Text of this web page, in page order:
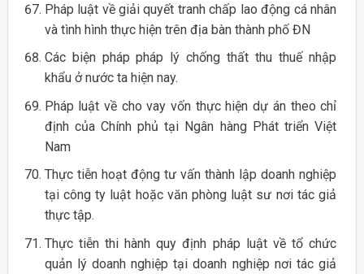
Pháp luật về giải quyết tranh chấp lao động cá nhân
và tình hình thực hiện trên địa bàn thành phố ĐN
Các biện pháp pháp lý chống thất thu thuế nhập
khẩu ở nước ta hiện nay.
Pháp luật về cho vay vốn thực hiện dự án theo chỉ
định của Chính phủ tại Ngân hàng Phát triển Việt
Nam
Thực tiễn hoạt động tư vấn thành lập doanh nghiệp
tại công ty luật hoặc văn phòng luật sư nơi tác giả
thực tập.
Thực tiễn thi hành quy định pháp luật về tổ chức
quản lý doanh nghiệp tại doanh nghiệp nơi tác giả